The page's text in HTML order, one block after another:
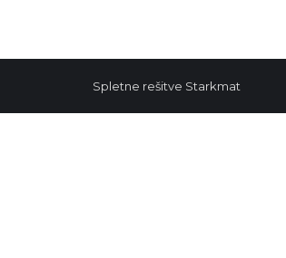
Spletne rešitve Starkmat